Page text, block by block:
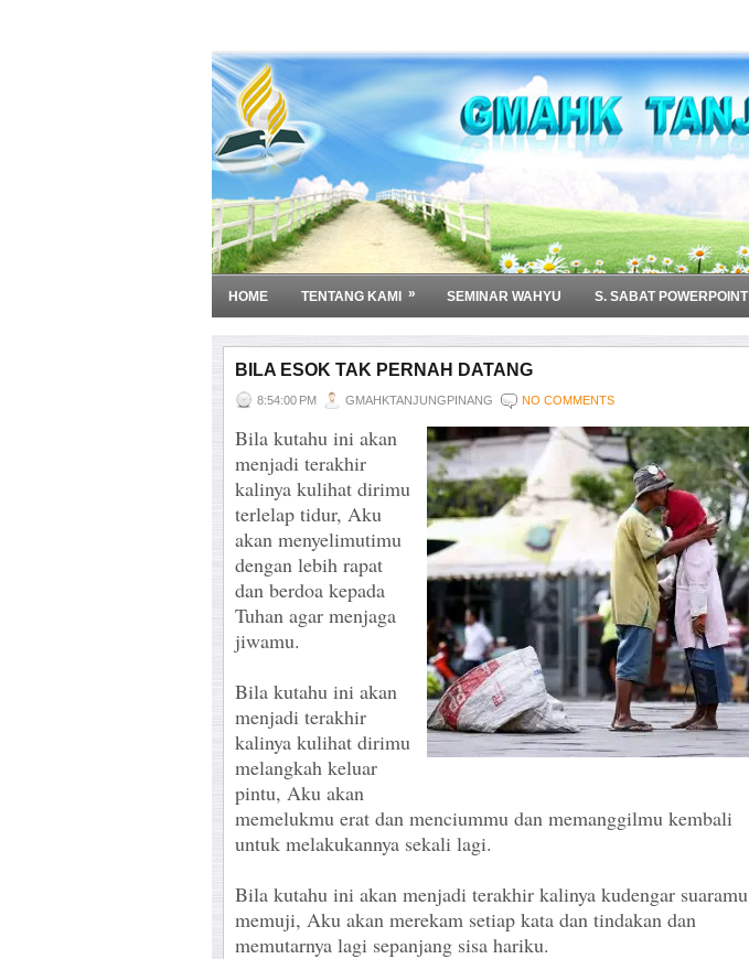
HOME TENTANG KAMI » SEMINAR WAHYU S. SABAT POWERPOINT
BILA ESOK TAK PERNAH DATANG
8:54:00 PM GMAHKTANJUNGPINANG NO COMMENTS
Bila kutahu ini akan
menjadi terakhir
kalinya kulihat dirimu
terlelap tidur, Aku
akan menyelimutimu
dengan lebih rapat
dan berdoa kepada
Tuhan agar menjaga
jiwamu.
Bila kutahu ini akan
menjadi terakhir
kalinya kulihat dirimu
melangkah keluar
pintu, Aku akan
memelukmu erat dan menciummu dan memanggilmu kembali
untuk melakukannya sekali lagi.
Bila kutahu ini akan menjadi terakhir kalinya kudengar suaramu
memuji, Aku akan merekam setiap kata dan tindakan dan
memutarnya lagi sepanjang sisa hariku.